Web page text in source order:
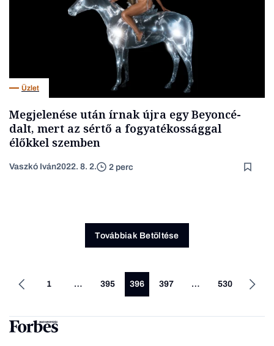
Üzlet
Megjelenése után írnak újra egy Beyoncé-
dalt, mert az sértő a fogyatékossággal
élőkkel szemben
Vaszkó Iván2022. 8. 2. 2 perc
Továbbiak Betöltése
1 … 395 396 397 … 530